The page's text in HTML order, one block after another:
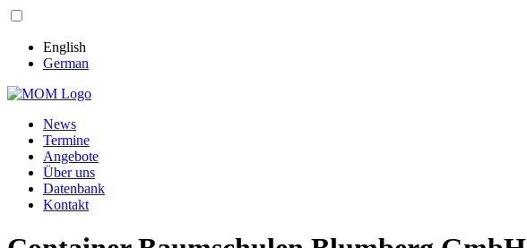
English
German
News
Termine
Angebote
Über uns
Datenbank
Kontakt